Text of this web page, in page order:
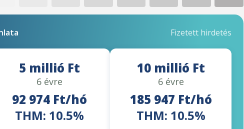
Fizetett hirdetés
5 millió Ft
6 évre
92 974 Ft/hó
THM: 10.5%
10 millió Ft
6 évre
185 947 Ft/hó
THM: 10.5%